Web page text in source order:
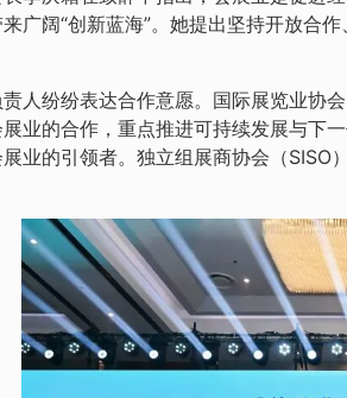
广阔“创新蓝海”。她提出坚持开放合
人纷纷表达合作意愿。国际展览业协
业的合作，重点推进可持续发展与下
业的引领者。独立组展商协会（SISO